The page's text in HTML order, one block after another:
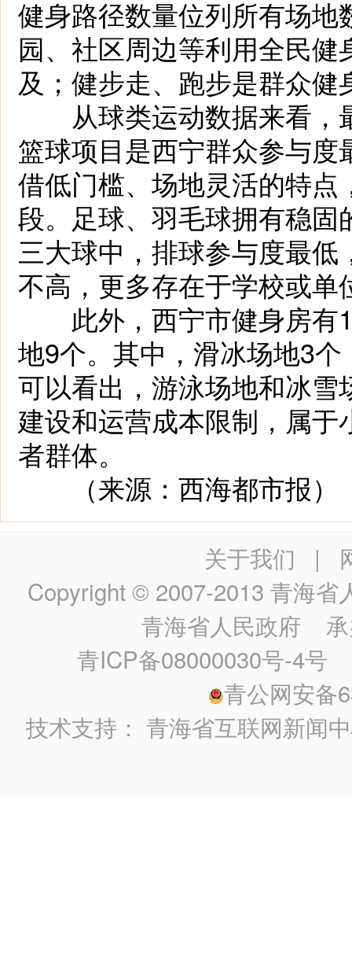
健身路径数量位列所有场
园、社区周边等利用全民
及；健步走、跑步是群众健
从球类运动数据来看，
篮球项目是西宁群众参与
借低门槛、场地灵活的特
段。足球、羽毛球拥有稳
三大球中，排球参与度最
不高，更多存在于学校或单
此外，西宁市健身房有
地9个。其中，滑冰场地3
可以看出，游泳场地和冰
建设和运营成本限制，属
者群体。
（来源：西海都市报）
关于我们 |
Copyright © 2007-2013 青海省
青海省人民政府 承
青ICP备08000030号-4号
青公网安备
技术支持：青海省互联网新闻